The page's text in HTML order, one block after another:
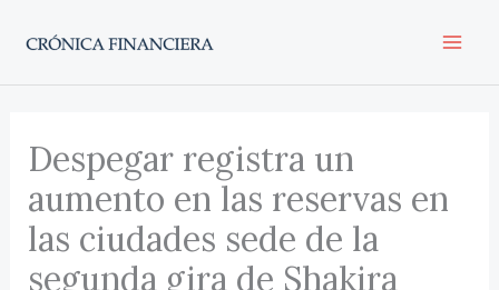
Despegar registra un
aumento en las reservas en
las ciudades sede de la
segunda gira de Shakira